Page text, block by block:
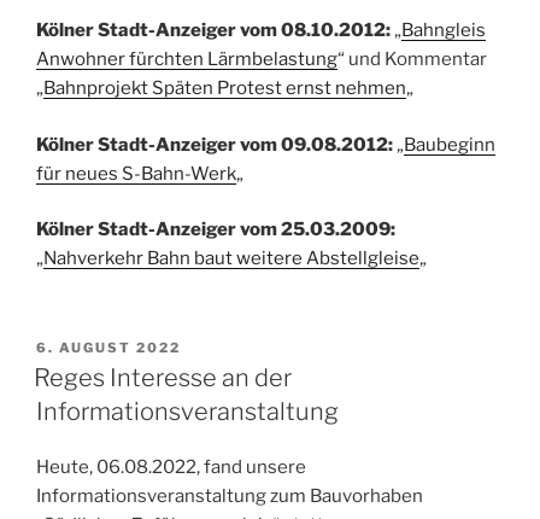
Kölner Stadt-Anzeiger vom 08.10.2012:„Bahngleis
Anwohner fürchten Lärmbelastung“ und Kommentar
„Bahnprojekt Späten Protest ernst nehmen„
Kölner Stadt-Anzeiger vom 09.08.2012: „Baubeginn
für neues S-Bahn-Werk„
Kölner Stadt-Anzeiger vom 25.03.2009:
„Nahverkehr Bahn baut weitere Abstellgleise„
VERÖFFENTLICHT
AM
6. AUGUST 2022
Reges Interesse an der
Informationsveranstaltung
Heute, 06.08.2022, fand unsere
Informationsveranstaltung zum Bauvorhaben